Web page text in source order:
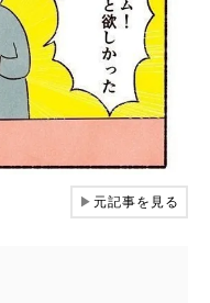
▶元記事を見る